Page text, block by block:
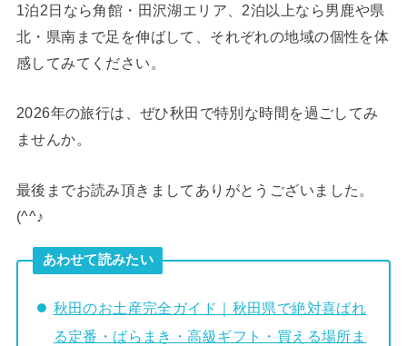
1泊2日なら角館・田沢湖エリア、2泊以上なら男鹿や県
北・県南まで足を伸ばして、それぞれの地域の個性を体
感してみてください。
2026年の旅行は、ぜひ秋田で特別な時間を過ごしてみ
ませんか。
最後までお読み頂きましてありがとうございました。
(^^♪
あわせて読みたい
秋田のお土産完全ガイド｜秋田県で絶対喜ばれ
る定番・ばらまき・高級ギフト・買える場所ま